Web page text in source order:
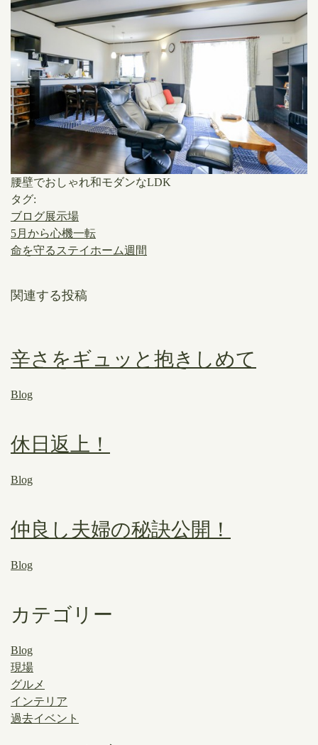
腰壁でおしゃれ和モダンなLDK
タグ:
ブログ展示場
5月から心機一転
命を守るステイホーム週間
関連する投稿
辛さをギュッと抱きしめて
Blog
休日返上！
Blog
仲良し夫婦の秘訣公開！
Blog
カテゴリー
Blog
現場
グルメ
インテリア
過去イベント